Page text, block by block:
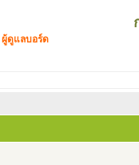
ผู้ดูแลบอร์ด